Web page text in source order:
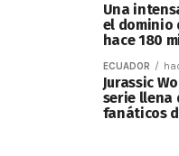
Una
el dominio
hace 180
ECUADOR
Jurassic
serie llena
fanáticos